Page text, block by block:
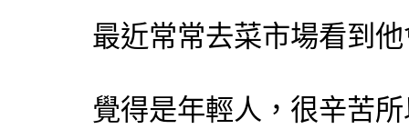
最近常常去菜市場看到
覺得是年輕人，很辛苦